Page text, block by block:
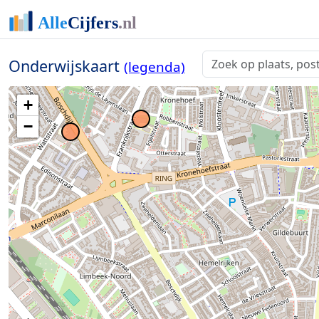
Onderwijskaart (legenda) 4
+
−